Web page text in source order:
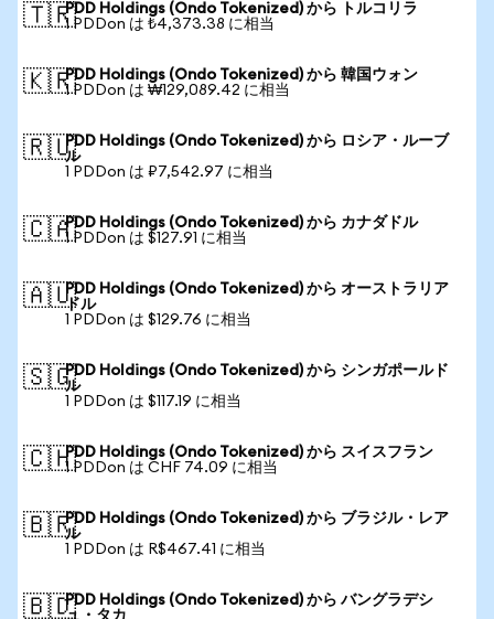
🇹🇷PDD Holdings (Ondo Tokenized) から トルコリラ
1 PDDon は ₺4,373.38 に相当
🇰🇷PDD Holdings (Ondo Tokenized) から 韓国ウォン
1 PDDon は ₩129,089.42 に相当
🇷🇺PDD Holdings (Ondo Tokenized) から ロシア・ルーブ
ル
1 PDDon は ₽7,542.97 に相当
🇨🇦PDD Holdings (Ondo Tokenized) から カナダドル
1 PDDon は $127.91 に相当
🇦🇺PDD Holdings (Ondo Tokenized) から オーストラリア
ドル
1 PDDon は $129.76 に相当
🇸🇬PDD Holdings (Ondo Tokenized) から シンガポールド
ル
1 PDDon は $117.19 に相当
🇨🇭PDD Holdings (Ondo Tokenized) から スイスフラン
1 PDDon は CHF 74.09 に相当
🇧🇷PDD Holdings (Ondo Tokenized) から ブラジル・レア
ル
1 PDDon は R$467.41 に相当
🇧🇩PDD Holdings (Ondo Tokenized) から バングラデシ
ュ・タカ